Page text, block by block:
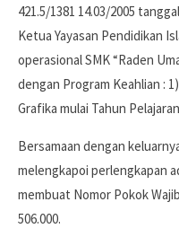
421.5/1381 14.03/2005
Ketua Yayasan Pendidikan
operasional SMK “Raden
dengan Program Keahlian :
Grafika mulai Tahun
Bersamaan dengan
melengkapoi perlengkapan
membuat Nomor Pokok
506.000.